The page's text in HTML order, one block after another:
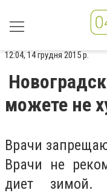
12:04, 14 грудня 2015 р.
можете не
Врачи
Врачи не
диет зимой.